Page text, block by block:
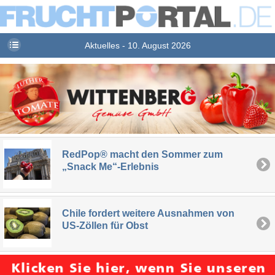
Aktuelles - 10. August 2026
RedPop® macht den Sommer zum
„Snack Me“-Erlebnis
Chile fordert weitere Ausnahmen von
US-Zöllen für Obst